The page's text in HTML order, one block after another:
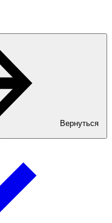
Вернуться